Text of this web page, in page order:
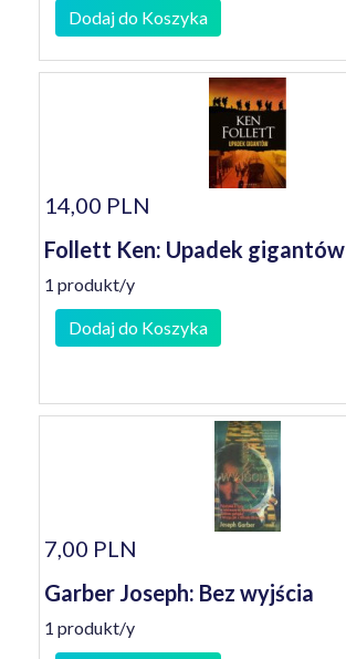
Dodaj do Koszyka
14,00 PLN
Follett Ken: Upadek gigantów
1 produkt/y
Dodaj do Koszyka
7,00 PLN
Garber Joseph: Bez wyjścia
1 produkt/y